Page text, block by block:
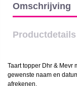
Omschrijving
Productdetails
Taart topper Dhr & Mevr
gewenste naam en
afrekenen.